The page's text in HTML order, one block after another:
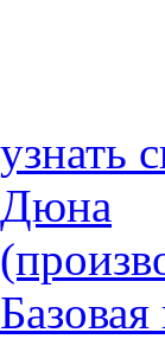
узнать
Дюна
Базовая